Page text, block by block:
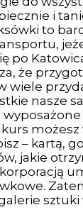
i
to
po
że
wiele
nasze
kurs możesz
– kartą,
jakie
sztuki